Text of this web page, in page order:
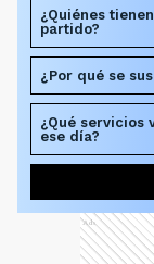
¿Quiénes
partido?
¿Por qué se
¿Qué servicios
ese día?
Ads